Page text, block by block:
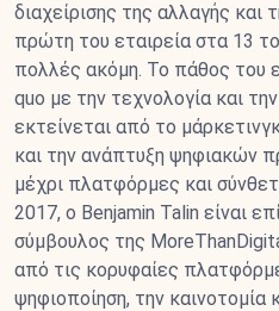
διαχείρισης της αλλαγής και
πρώτη του εταιρεία στα 13
πολλές ακόμη. Το πάθος του
quo με την τεχνολογία και
εκτείνεται από το
και την ανάπτυξη ψηφιακών
μέχρι πλατφόρμες και
2017, ο Benjamin Talin είναι
σύμβουλος της
από τις κορυφαίες
ψηφιοποίηση, την καινοτομία